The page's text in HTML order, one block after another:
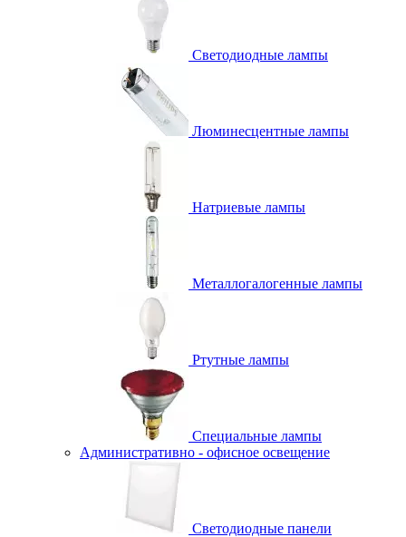
Светодиодные лампы
Люминесцентные лампы
Натриевые лампы
Металлогалогенные лампы
Ртутные лампы
Специальные лампы
Административно - офисное освещение
Светодиодные панели